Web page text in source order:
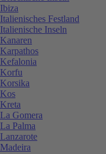
Ibiza
Italienisches Festland
Italienische Inseln
Kanaren
Karpathos
Kefalonia
Korfu
Korsika
Kos
Kreta
La Gomera
La Palma
Lanzarote
Madeira